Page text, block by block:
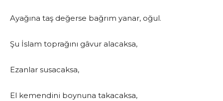
Ayağına taş değerse bağrım yanar, oğul.
Şu İslam toprağını gâvur alacaksa,
Ezanlar susacaksa,
El kemendini boynuna takacaksa,